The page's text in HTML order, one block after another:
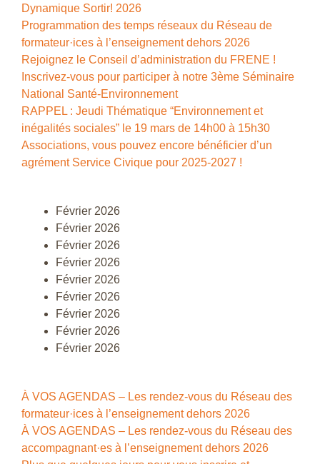
Dynamique Sortir! 2026
Programmation des temps réseaux du Réseau de
formateur·ices à l’enseignement dehors 2026
Rejoignez le Conseil d’administration du FRENE !
Inscrivez-vous pour participer à notre 3ème Séminaire
National Santé-Environnement
RAPPEL : Jeudi Thématique “Environnement et
inégalités sociales” le 19 mars de 14h00 à 15h30
Associations, vous pouvez encore bénéficier d’un
agrément Service Civique pour 2025-2027 !
Février 2026
Février 2026
Février 2026
Février 2026
Février 2026
Février 2026
Février 2026
Février 2026
Février 2026
À VOS AGENDAS – Les rendez-vous du Réseau des
formateur·ices à l’enseignement dehors 2026
À VOS AGENDAS – Les rendez-vous du Réseau des
accompagnant·es à l’enseignement dehors 2026